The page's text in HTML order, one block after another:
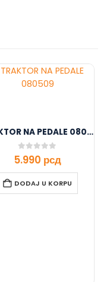
TRAKTOR NA PEDALE 080509
0 out of 5
5.990 рсд
DODAJ U KORPU